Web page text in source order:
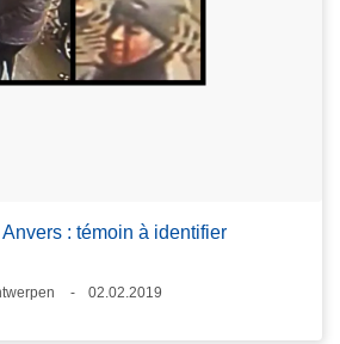
Anvers : témoin à identifier
02.02.2019